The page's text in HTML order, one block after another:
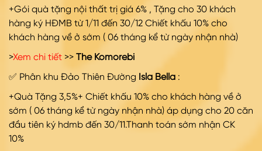
+Gói quà tặng nội thất trị giá 6% , Tặng cho 30 khách
hàng ký HĐMB từ 1/11 đến 30/12 Chiết khấu 10% cho
khách hàng về ở sớm ( 06 tháng kể từ ngày nhận nhà)
>Xem chi tiết >> The Komorebi
✅ Phân khu Đảo Thiên Đường Isla Bella :
+Quà Tặng 3,5%+ Chiết khấu 10% cho khách hàng về ở
sớm ( 06 tháng kể từ ngày nhận nhà) áp dụng cho 20 căn
đầu tiên ký hdmb đến 30/11.Thanh toán sớm nhận CK
10%